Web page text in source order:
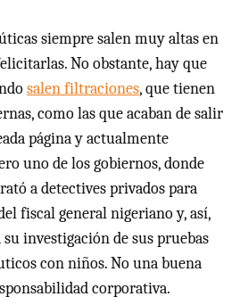
siempre salen muy altas en
No obstante, hay que
salen filtraciones, que tienen
como las que acaban de salir
página y actualmente
uno de los gobiernos, donde
a detectives privados para
fiscal general nigeriano y, así,
investigación de sus pruebas
con niños. No una buena
corporativa.